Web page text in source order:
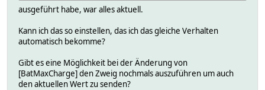
ausgeführt habe, war alles aktuell.
Kann ich das so einstellen, das ich das gleiche Verhalten
automatisch bekomme?
Gibt es eine Möglichkeit bei der Änderung von
[BatMaxCharge] den Zweig nochmals auszuführen um auch
den aktuellen Wert zu senden?